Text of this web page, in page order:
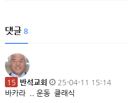
댓글 8
15 반석교회
25-04-11 15:14
바카라 .. 운동 클래식